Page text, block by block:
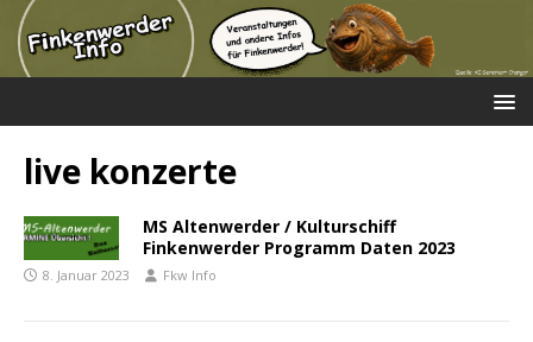
live konzerte
MS Altenwerder / Kulturschiff
Finkenwerder Programm Daten 2023
8. Januar 2023 Fkw Info